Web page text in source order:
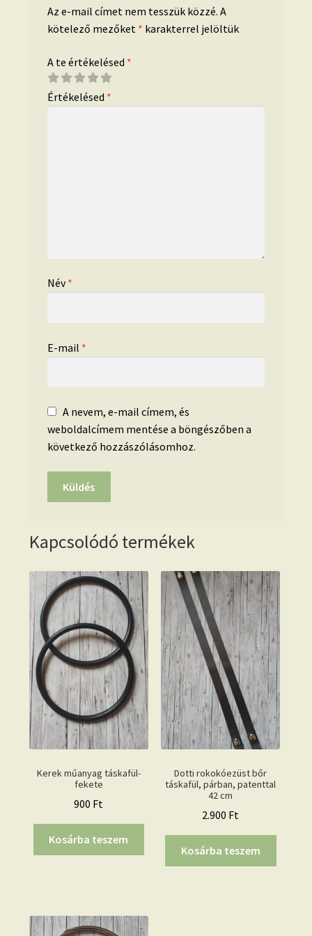
Az e-mail címet nem tesszük közzé. A
kötelező mezőket * karakterrel jelöltük
A te értékelésed *
Értékelésed *
Név*
E-mail *
A nevem, e-mail címem, és
weboldalcímem mentése a böngészőben a
következő hozzászólásomhoz.
Kapcsolódó termékek
Kerek műanyag táskafül-
fekete
900 Ft
Kosárba teszem
Dotti rokokóezüst bőr
táskafül, párban, patenttal
42 cm
2.900 Ft
Kosárba teszem